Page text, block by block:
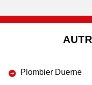
Plombier Duerne